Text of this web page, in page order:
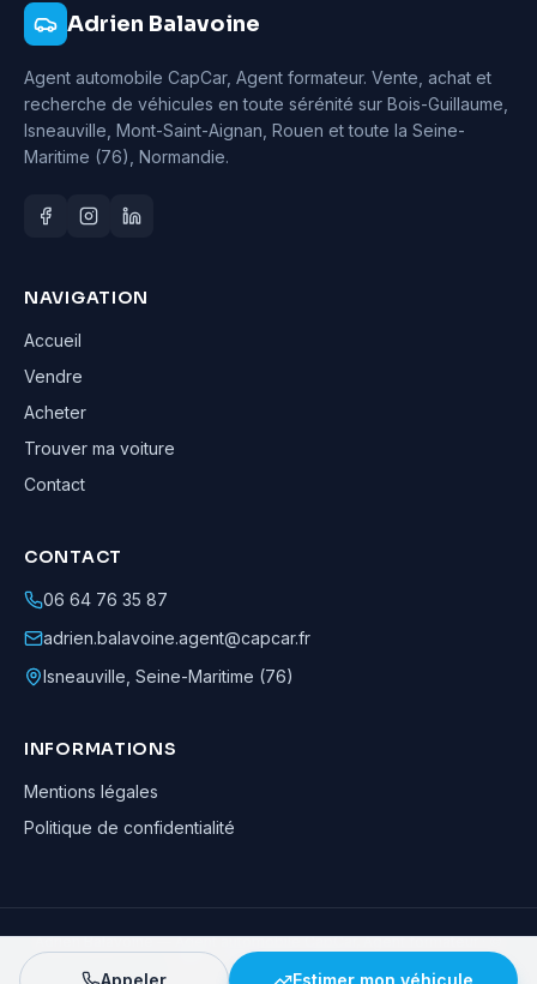
Adrien Balavoine
Agent automobile CapCar, Agent formateur. Vente, achat et
recherche de véhicules en toute sérénité sur Bois-Guillaume,
Isneauville, Mont-Saint-Aignan, Rouen et toute la Seine-
Maritime (76), Normandie.
NAVIGATION
Accueil
Vendre
Acheter
Trouver ma voiture
Contact
CONTACT
06 64 76 35 87
adrien.balavoine.agent@capcar.fr
Isneauville Seine-Maritime (76)
INFORMATIONS
Mentions légales
Politique de confidentialité
Adrien Balavoine—Agent automobile CapCar, Agent formateur· ©
· Tous droits réservés
Appeler Estimer mon véhicule